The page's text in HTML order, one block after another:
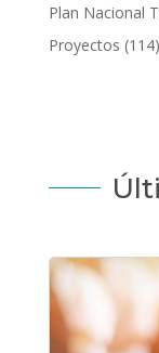
Plan Nacional
Proyectos (114)